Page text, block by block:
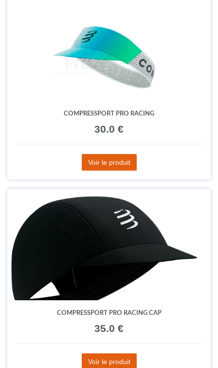
COMPRESSPORT PRO RACING
30.0 €
Voir le produit
COMPRESSPORT PRO RACING CAP
35.0 €
Voir le produit